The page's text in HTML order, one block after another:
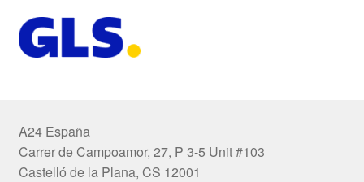
A24 España
Carrer de Campoamor, 27, P 3-5 Unit #103
Castelló de la Plana, CS 12001